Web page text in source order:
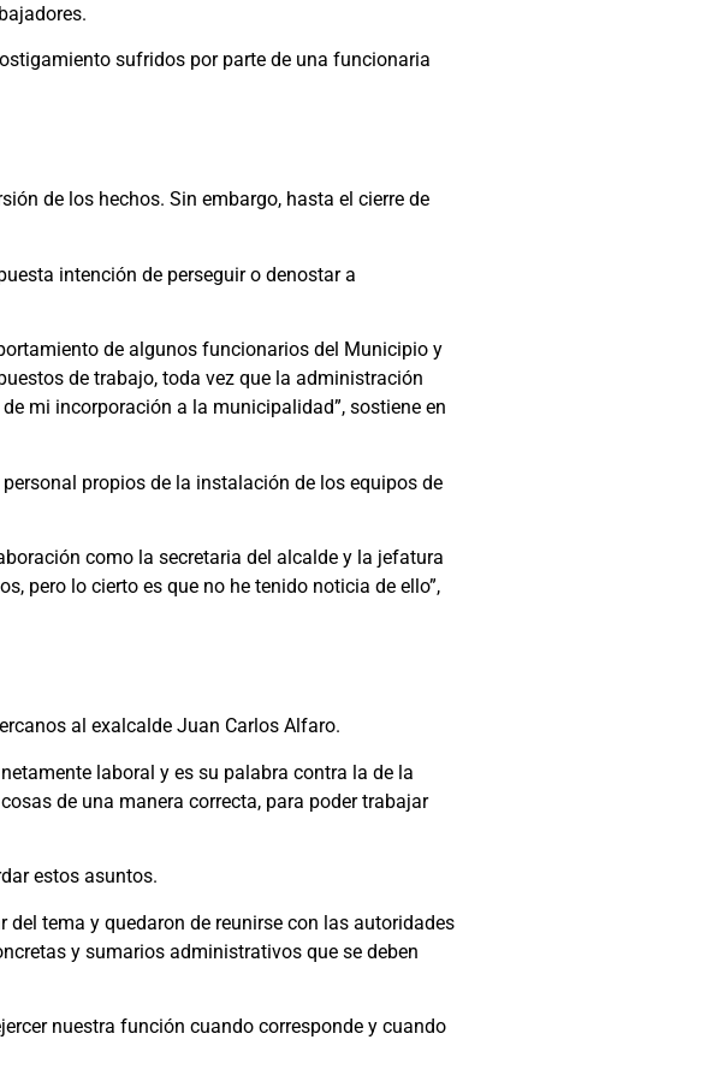
sufridos por parte de una funcionaria
de los hechos. Sin embargo, hasta el cierre de
intención de perseguir o denostar a
de algunos funcionarios del Municipio y
de trabajo, toda vez que la administración
mi incorporación a la municipalidad”, sostiene en
propios de la instalación de los equipos de
como la secretaria del alcalde y la jefatura
pero lo cierto es que no he tenido noticia de ello”,
al exalcalde Juan Carlos Alfaro.
laboral y es su palabra contra la de la
de una manera correcta, para poder trabajar
estos asuntos.
tema y quedaron de reunirse con las autoridades
y sumarios administrativos que se deben
nuestra función cuando corresponde y cuando